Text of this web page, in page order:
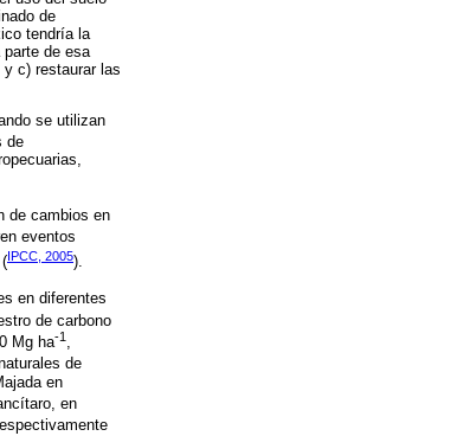
de
tendría la
parte de esa
c) restaurar las
se utilizan
de
de cambios en
eventos
IPCC, 2005).
en diferentes
de carbono
Mg ha-1 ,
de
en
en